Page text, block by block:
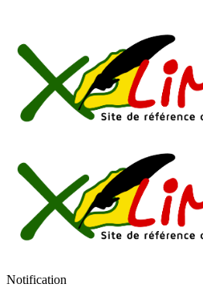
Notification